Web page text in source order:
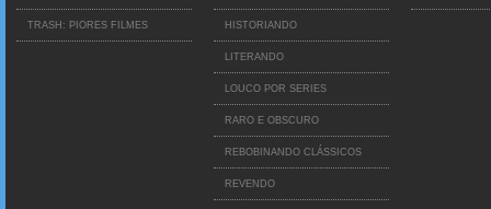
TRASH: PIORES FILMES HISTORIANDO
LITERANDO
LOUCO POR SERIES
RARO E OBSCURO
REBOBINANDO CLÁSSICOS
REVENDO